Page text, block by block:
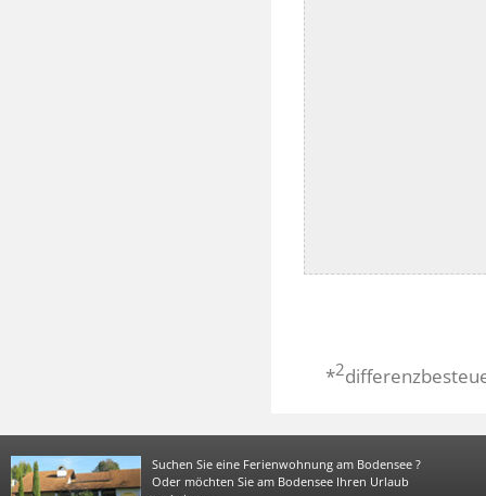
*2
Suchen Sie eine Ferienwohnung am Bodensee ?
Oder möchten Sie am Bodensee Ihren Urlaub